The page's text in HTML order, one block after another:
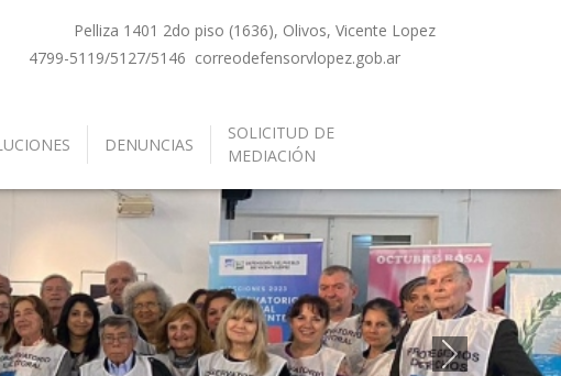
Pelliza 1401 2do piso (1636), Olivos, Vicente Lopez
4799-5119/5127/5146 correodefensorvlopez.gob.ar
DENUNCIAS
SOLICITUD DE
MEDIACIÓN
Siguiente